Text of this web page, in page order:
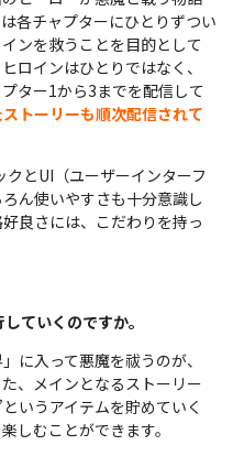
各チャプターにひとりずつい
ンを救うことを目的として
ロインはひとりではなく、
ター1から3までを配信して
トーリーも順次配信されて
とUI（ユーザーインターフ
ん使いやすさも十分意識し
良さには、こだわりを持っ
ていくのですか。
に入って悪魔を祓うのが、
、メインとなるストーリー
いうアイテムを貯めていく
しむことができます。